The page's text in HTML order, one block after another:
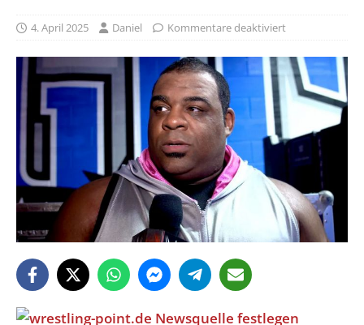
4. April 2025 Daniel Kommentare deaktiviert